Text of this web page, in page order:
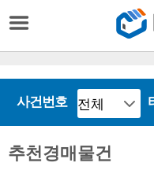
사건번호
추천경매물건